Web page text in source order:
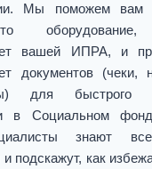
Мы поможем вам
оборудование,
вашей ИПРА, и
документов (чеки,
для быстрого
в Социальном
знают
подскажут, как